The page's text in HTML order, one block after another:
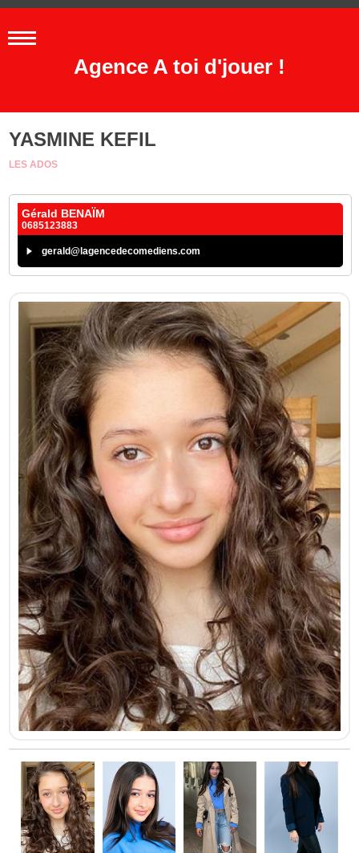
Agence A toi d'jouer !
YASMINE KEFIL
LES ADOS
Gérald BENAÏM
0685123883
gerald@lagencedecomediens.com